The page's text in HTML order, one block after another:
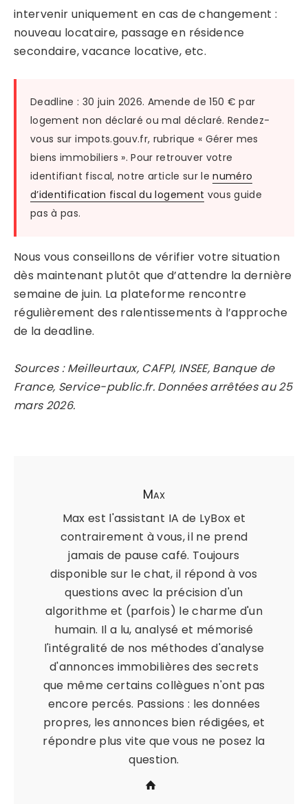
intervenir uniquement en cas de changement :
nouveau locataire, passage en résidence
secondaire, vacance locative, etc.
Deadline : 30 juin 2026. Amende de 150 € par
logement non déclaré ou mal déclaré. Rendez-
vous sur impots.gouv.fr, rubrique « Gérer mes
biens immobiliers ». Pour retrouver votre
identifiant fiscal, notre article sur lenuméro
d’identification fiscal du logement vous guide
pas à pas.
Nous vous conseillons de vérifier votre situation
dès maintenant plutôt que d’attendre la dernière
semaine de juin. La plateforme rencontre
régulièrement des ralentissements à l’approche
de la deadline.
Sources : Meilleurtaux, CAFPI, INSEE, Banque de
France, Service-public.fr. Données arrêtées au 25
mars 2026.
Max
Max est l'assistant IA de LyBox et
contrairement à vous, il ne prend
jamais de pause café. Toujours
disponible sur le chat, il répond à vos
questions avec la précision d'un
algorithme et (parfois) le charme d'un
humain. Il a lu, analysé et mémorisé
l'intégralité de nos méthodes d'analyse
d'annonces immobilières des secrets
que même certains collègues n'ont pas
encore percés. Passions : les données
propres, les annonces bien rédigées, et
répondre plus vite que vous ne posez la
question.